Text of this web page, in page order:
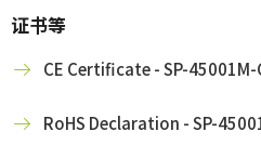
证书等
CE Certificate - SP-45001M-
RoHS Declaration - SP-